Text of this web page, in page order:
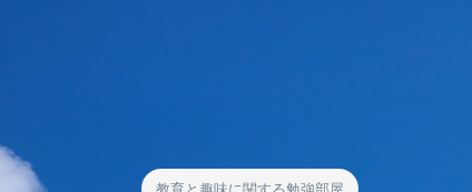
教育と趣味に関する勉強部屋